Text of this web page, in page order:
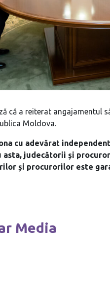
că a reiterat angajamentul
Moldova.
cu adevărat
asta, judecătorii și
și procurorilor este
Media